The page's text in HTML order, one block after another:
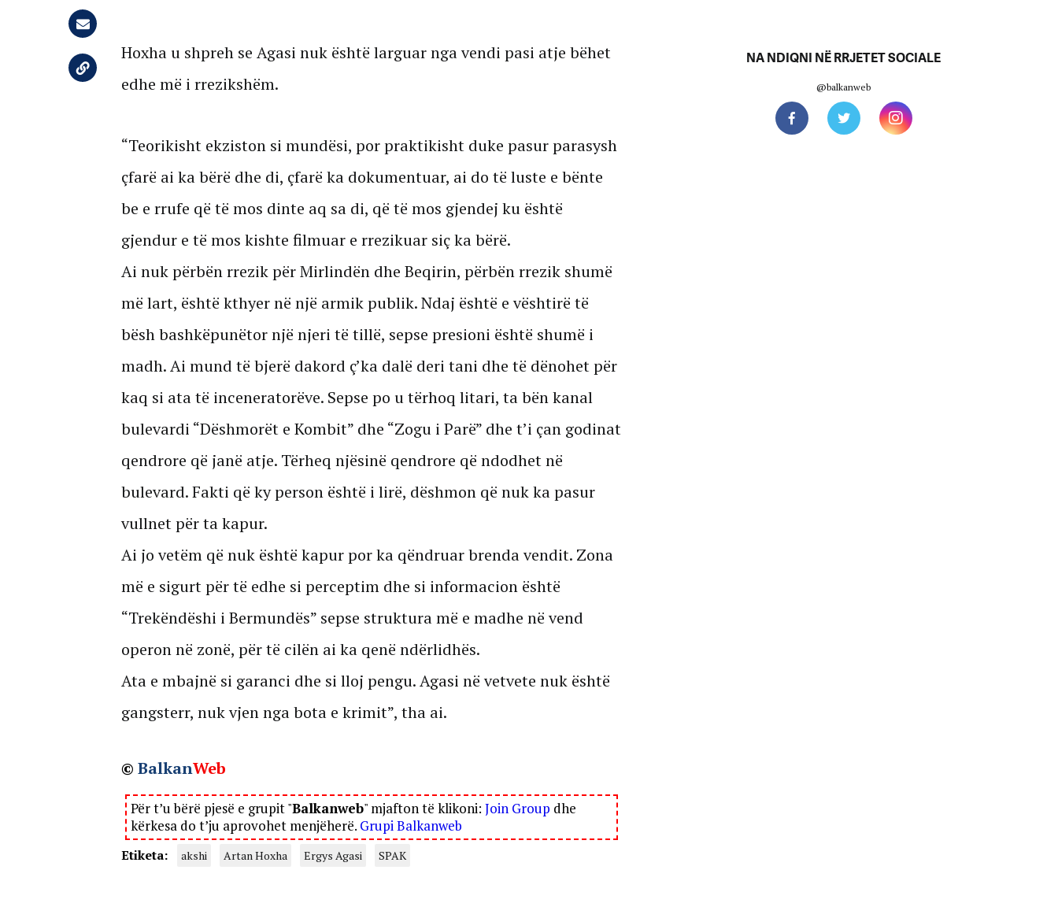
Hoxha u shpreh se Agasi nuk është larguar nga vendi pasi atje bëhet
edhe më i rrezikshëm.
“Teorikisht ekziston si mundësi, por praktikisht duke pasur parasysh
çfarë ai ka bërë dhe di, çfarë ka dokumentuar, ai do të luste e bënte
be e rrufe që të mos dinte aq sa di, që të mos gjendej ku është
gjendur e të mos kishte filmuar e rrezikuar siç ka bërë.
Ai nuk përbën rrezik për Mirlindën dhe Beqirin, përbën rrezik shumë
më lart, është kthyer në një armik publik. Ndaj është e vështirë të
bësh bashkëpunëtor një njeri të tillë, sepse presioni është shumë i
madh. Ai mund të bjerë dakord ç’ka dalë deri tani dhe të dënohet për
kaq si ata të inceneratorëve. Sepse po u tërhoq litari, ta bën kanal
bulevardi “Dëshmorët e Kombit” dhe “Zogu i Parë” dhe t’i çan godinat
qendrore që janë atje. Tërheq njësinë qendrore që ndodhet në
bulevard. Fakti që ky person është i lirë, dëshmon që nuk ka pasur
vullnet për ta kapur.
Ai jo vetëm që nuk është kapur por ka qëndruar brenda vendit. Zona
më e sigurt për të edhe si perceptim dhe si informacion është
“Trekëndëshi i Bermundës” sepse struktura më e madhe në vend
operon në zonë, për të cilën ai ka qenë ndërlidhës.
Ata e mbajnë si garanci dhe si lloj pengu. Agasi në vetvete nuk është
gangsterr, nuk vjen nga bota e krimit”, tha ai.
© BalkanWeb
Për t’u bërë pjesë e grupit "Balkanweb" mjafton të klikoni: Join Group dhe
kërkesa do t’ju aprovohet menjëherë. Grupi Balkanweb
Etiketa: akshi Artan Hoxha Ergys Agasi SPAK
NA NDIQNI NË RRJETET SOCIALE
@balkanweb